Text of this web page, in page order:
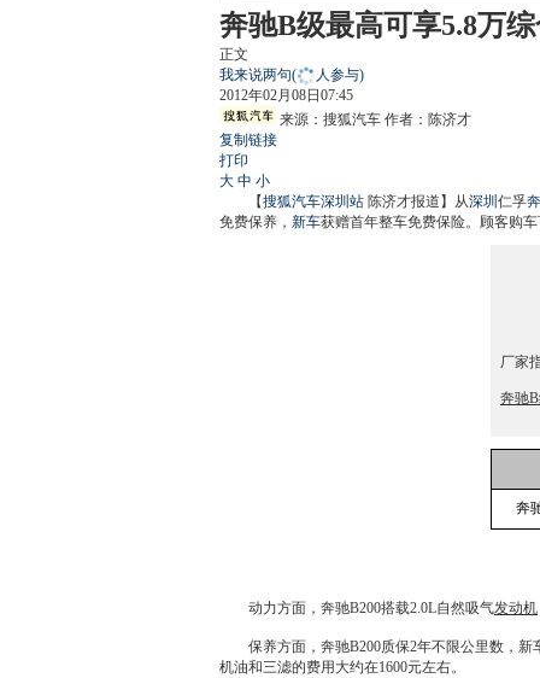
奔驰B级最高可享5.8万
正文
我来说两句(
人参与)
2012年02月08日07:45
来源： 搜狐汽车作者：陈济才
复制链接
打印
大 中 小
【搜狐汽车深圳站 陈济才报道】从深圳 仁孚
免费保养， 新车获赠首年整车免费保险。顾客购
厂家
奔驰
奔
动力方面， 奔驰B200搭载2.0L自然吸气发动机
保养方面， 奔驰B200质保2年不限公里数， 新
机油和三滤的费用大约在1600元左右。